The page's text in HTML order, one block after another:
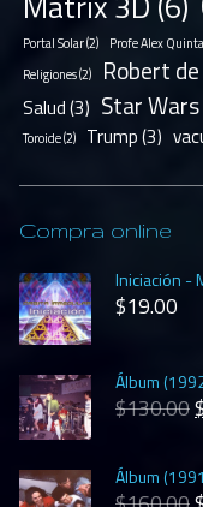
Portal Solar(2) Profe Alex
Religiones(2) Robert
Salud(3) Star Wars
Toroide(2) Trump(3)
Compra online
Iniciación -
$19.00
Álbum
$130.00$
Álbum